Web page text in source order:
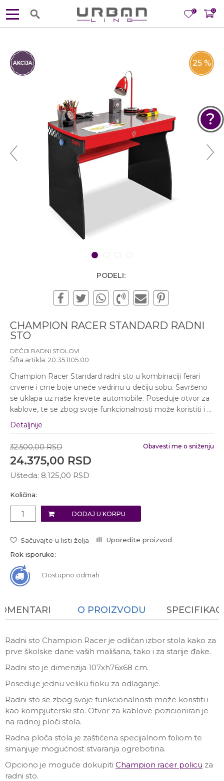
0
0
1
25 %
PODELI:
CHAMPION RACER STANDARD RADNI
STO
DEČIJI RADNI STOLOVI
Šifra artikla: 20.35.1105.00
Champion Racer Standard radni sto u kombinaciji ferari
crvene i crne boje uneće vedrinu u dečiju sobu. Savršeno
se uklapa uz naše krevete automobile. Poseduje otvor za
kablove, te se zbog svoje funkcionalnosti može koristiti i ...
Detaljnije
32.500,00 RSD
24.375,00 RSD
Ušteda: 8.125,00 RSD
Obavesti me o sniženju
Količina:
DODAJ U KORPU
Sačuvajte u listi želja
Uporedite proizvod
Rok isporuke:
Dostupno odmah
POMOĆ PRI KUPOVINI
Za više informacija, pomoć i
porudžbine
381 11 245 18 52
381 64 218 96 52
Radno vreme
Ponedeljak - Petak od
O PROIZVODU
Radni sto Champion Racer je odličan izbor stola kako za
prve školske dane vaših mališana, tako i za starije đake.
Radni sto je dimenzija 107xh76x68 cm.
Poseduje jednu veliku fioku za odlaganje.
Radni sto se zbog svoje funkcionalnosti može koristiti i
kao kompjuterski sto. Otvor za kablove pozicioniran je
na radnoj ploči stola.
Radna ploča stola je zaštićena specijalnom foliom te
smanjuje mogućnost stvaranja ogrebotina.
Opciono je moguće dokupiti Champion racer policu za
radni sto.